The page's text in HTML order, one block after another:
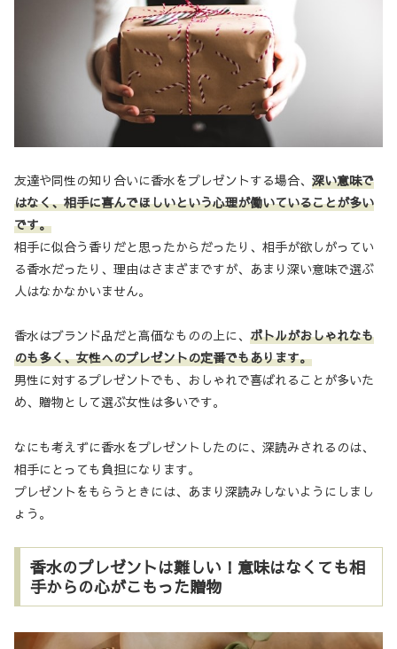
友達や同性の知り合いに香水をプレゼントする場合、 深い意味で
はなく、相手に喜んでほしいという心理が働いていることが多い
です。
相手に似合う香りだと思ったからだったり、相手が欲しがってい
る香水だったり、理由はさまざまですが、あまり深い意味で選ぶ
人はなかなかいません。
香水はブランド品だと高価なものの上に、 ボトルがおしゃれなも
のも多く、女性へのプレゼントの定番でもあります。
男性に対するプレゼントでも、おしゃれで喜ばれることが多いた
め、贈物として選ぶ女性は多いです。
なにも考えずに香水をプレゼントしたのに、深読みされるのは、
相手にとっても負担になります。
プレゼントをもらうときには、あまり深読みしないようにしまし
ょう。
香水のプレゼントは難しい！意味はなくても相
手からの心がこもった贈物